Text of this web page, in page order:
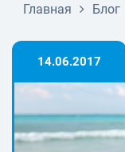
Главная Блог
14.06.2017